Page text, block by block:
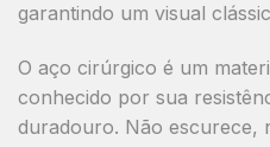
garantindo um visual
O aço cirúrgico é um
conhecido por sua
duradouro. Não escurece,